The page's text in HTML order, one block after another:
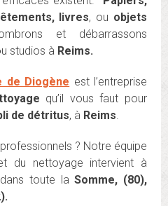
livres, ou objets
et débarrassons
studios à Reims.
de Diogène est l’entreprise
qu’il vous faut pour
de détritus, à Reims.
? Notre équipe
du nettoyage intervient à
toute laSomme, (80),